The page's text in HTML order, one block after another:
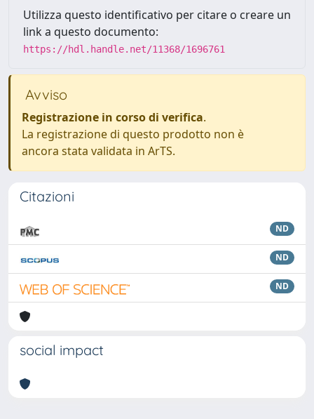
Utilizza questo identificativo per citare o creare un
link a questo documento:
https://hdl.handle.net/11368/1696761
Avviso
Registrazione in corso di verifica.
La registrazione di questo prodotto non è
ancora stata validata in ArTS.
Citazioni
ND
ND
ND
social impact